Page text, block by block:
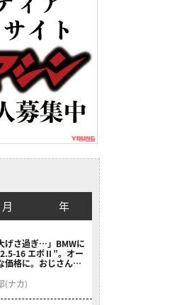
月 年
げさ過ぎ…」BMWに
16 エボⅡ”。オー
価格に。おじさん達
(ナカ)